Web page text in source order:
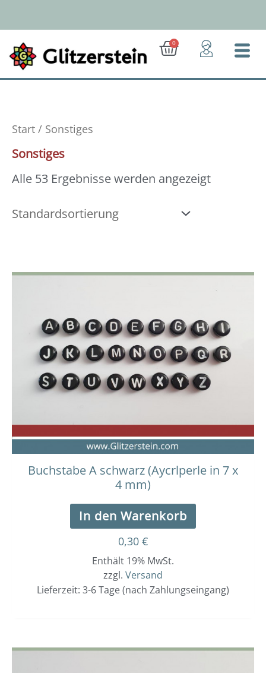
springen
0
Warenkorb
Start / Sonstiges
Sonstiges
Alle 53 Ergebnisse werden angezeigt
Buchstabe A schwarz (Aycrlperle in 7 x
4 mm)
In den Warenkorb
0,30 €
Enthält 19% MwSt.
zzgl. Versand
Lieferzeit: 3-6 Tage (nach Zahlungseingang)